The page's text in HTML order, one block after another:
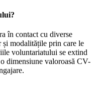
în contact cu diverse
modalitățile prin care le
voluntariatului se extind
dimensiune valoroasă CV-